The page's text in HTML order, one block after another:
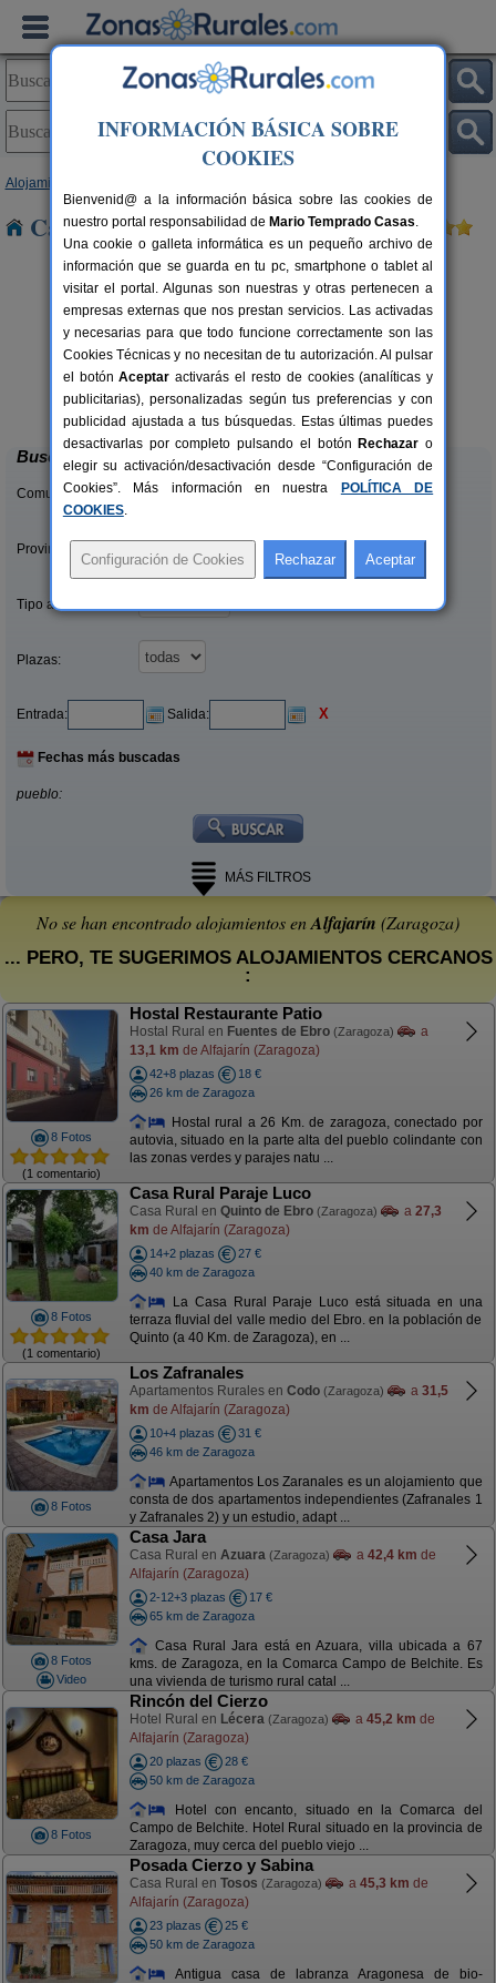
Alojamientos
Casas Rurales cerca de Alfajarín
11-13 pers.
desde30 €
Casa Rural Santa Ana
Pedrola (Zaragoza)
Buscar
Comunidades:
Provincias/Islas:
Tipo alquiler:
Plazas:
Entrada: Salida: X
Fechas más buscadas
pueblo:
MÁS FILTROS
No se han encontrado alojamientos enAlfajarín (Zaragoza)
... PERO, TE SUGERIMOS ALOJAMIENTOS CERCANOS
:
8 Fotos
(1 comentario)
Hostal Restaurante Patio
Hostal Rural en Fuentes de Ebro (Zaragoza)
a
13,1 km de Alfajarín (Zaragoza)
42+8 plazas
18 €
26 km de Zaragoza
Hostal rural a 26 Km. de zaragoza, conectado por
autovia, situado en la parte alta del pueblo colindante con
las zonas verdes y parajes natu ...
8 Fotos
(1 comentario)
Casa Rural Paraje Luco
Casa Rural en Quinto de Ebro (Zaragoza) a 27,3
km de Alfajarín (Zaragoza)
14+2 plazas
27 €
40 km de Zaragoza
La Casa Rural Paraje Luco está situada en una
terraza fluvial del valle medio del Ebro. en la población de
Quinto (a 40 Km. de Zaragoza), en ...
8 Fotos
Los Zafranales
Apartamentos Rurales en Codo (Zaragoza) a 31,5
km de Alfajarín (Zaragoza)
10+4 plazas
31 €
46 km de Zaragoza
Apartamentos Los Zaranales es un alojamiento que
consta de dos apartamentos independientes (Zafranales 1
y Zafranales 2) y un estudio, adapt ...
8 Fotos
Video
Casa Jara
Casa Rural en Azuara (Zaragoza) a 42,4 km de
Alfajarín (Zaragoza)
2-12+3 plazas
17 €
65 km de Zaragoza
Casa Rural Jara está en Azuara, villa ubicada a 67
kms. de Zaragoza, en la Comarca Campo de Belchite. Es
una vivienda de turismo rural catal ...
8 Fotos
Rincón del Cierzo
Hotel Rural en Lécera (Zaragoza) a 45,2 km de
Alfajarín (Zaragoza)
20 plazas
28 €
50 km de Zaragoza
Hotel con encanto, situado en la Comarca del
Campo de Belchite. Hotel Rural situado en la provincia de
Zaragoza, muy cerca del pueblo viejo ...
Posada Cierzo y Sabina
Casa Rural en Tosos (Zaragoza) a 45,3 km de
Alfajarín (Zaragoza)
23 plazas
25 €
50 km de Zaragoza
Antigua casa de labranza Aragonesa de bio-
INFORMACIÓN BÁSICA SOBRE
COOKIES
Bienvenid@ a la información básica sobre las cookies de
nuestro portal responsabilidad de Mario Temprado Casas.
Una cookie o galleta informática es un pequeño archivo de
información que se guarda en tu pc, smartphone o tablet al
visitar el portal. Algunas son nuestras y otras pertenecen a
empresas externas que nos prestan servicios. Las activadas
y necesarias para que todo funcione correctamente son las
Cookies Técnicas y no necesitan de tu autorización. Al pulsar
el botónAceptar activarás el resto de cookies (analíticas y
publicitarias), personalizadas según tus preferencias y con
publicidad ajustada a tus búsquedas. Estas últimas puedes
desactivarlas por completo pulsando el botón Rechazar o
elegir su activación/desactivación desde “Configuración de
Cookies”. Más información en nuestra
POLÍTICA DE
COOKIES.